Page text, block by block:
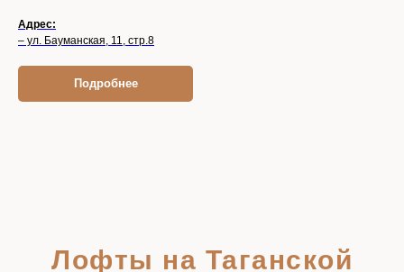
Адрес:
– ул. Бауманская, 11, стр.8
Подробнее
Лофты на Таганской